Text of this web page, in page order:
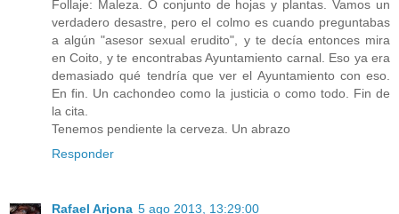
Follaje: Maleza. O conjunto de hojas y plantas. Vamos un
verdadero desastre, pero el colmo es cuando preguntabas
a algún "asesor sexual erudito", y te decía entonces mira
en Coito, y te encontrabas Ayuntamiento carnal. Eso ya era
demasiado qué tendría que ver el Ayuntamiento con eso.
En fin. Un cachondeo como la justicia o como todo. Fin de
la cita.
Tenemos pendiente la cerveza. Un abrazo
Responder
Rafael Arjona 5 ago 2013, 13:29:00